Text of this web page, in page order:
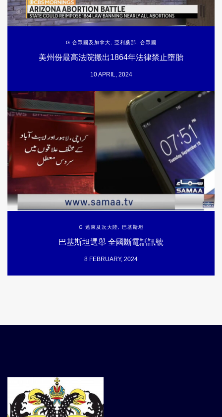
G 合眾國及加拿大, 亞利桑那, 合眾國
美州份最高法院搬出1864年法律禁止墮胎
10 APRIL, 2024
G 遠東及次大陸, 巴基斯坦
巴基斯坦選舉 全國斷電話訊號
8 FEBRUARY, 2024